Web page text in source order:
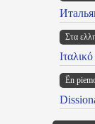
Στα
Ën